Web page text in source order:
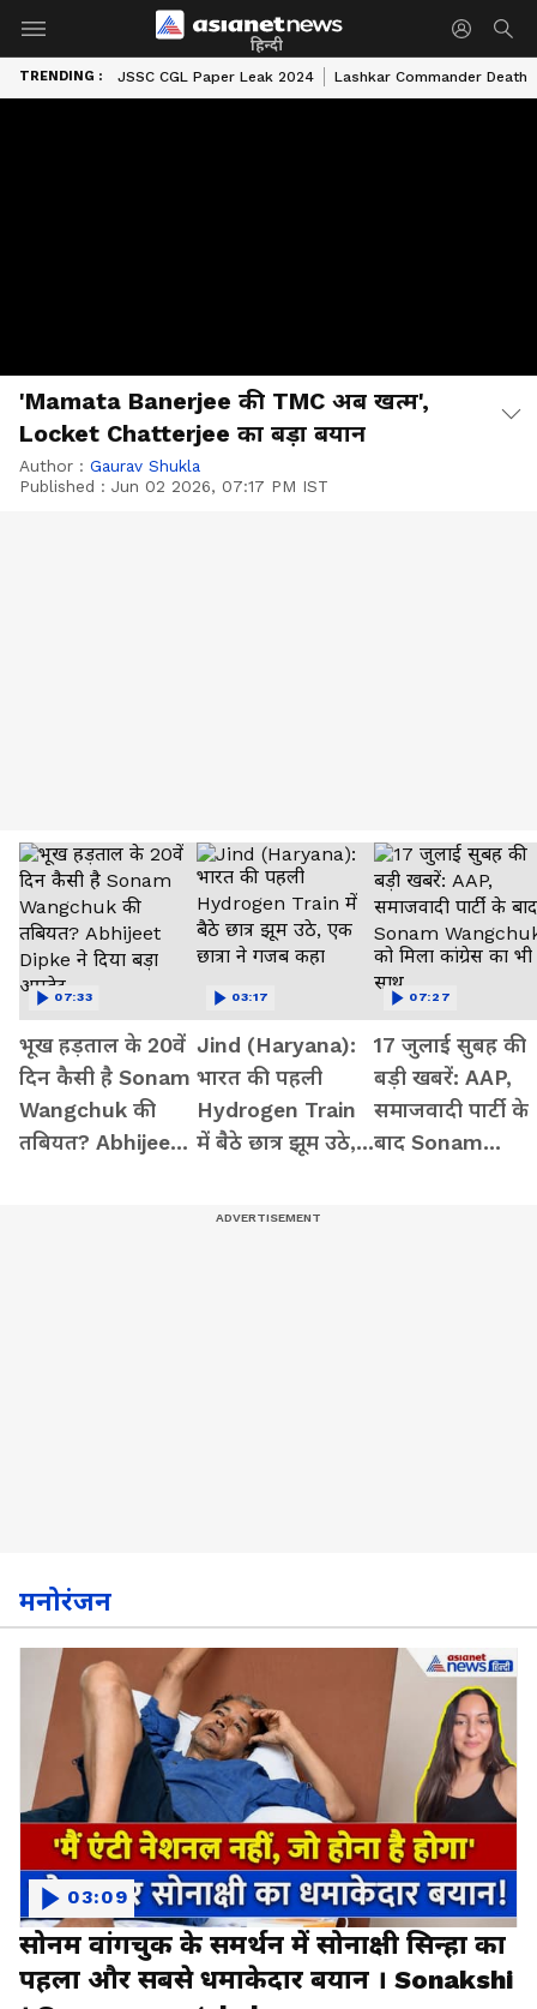
हिन्दी
TRENDING : JSSC CGL Paper Leak 2024 Lashkar Commander Death
'Mamata Banerjee की TMC अब खत्म',
Locket Chatterjee का बड़ा बयान
Author : Gaurav Shukla
Published : Jun 02 2026, 07:17 PM IST
भूख हड़ताल के 20वें
दिन कैसी है Sonam
Wangchuk की
तबियत? Abhijeet
07:33
Jind (Haryana):
भारत की पहली
Hydrogen Train
में बैठे छात्र झूम उठे,
03:17
17 जुलाई सुबह की
बड़ी खबरें: AAP,
समाजवादी पार्टी के
बाद Sonam
07:27
मनोरंजन
सोनम वांगचुक के समर्थन में सोनाक्षी सिन्हा का
पहला और सबसे धमाकेदार बयान । Sonakshi
03:09